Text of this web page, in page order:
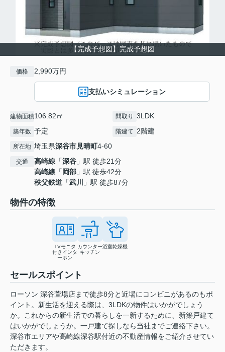
【完成予想図】完成予想図
価格 2,990万円
支払いシミュレーション
建物面積106.82㎡ 間取り 3LDK
築年数 予定 階建て 2階建
所在地 埼玉県深谷市見晴町4-60
交通 高崎線 「深谷 」駅 徒歩21分
高崎線 「 岡部 」駅 徒歩42分
秩父鉄道 「武川 」駅 徒歩87分
物件の特徴
TVモニタ
付きインタ
ーホン
カウンター
キッチン
浴室乾燥機
セールスポイント
ローソン 深谷萱場店まで徒歩8分と近場にコンビニがあるのもポ
イント。新生活を迎える際は、3LDKの物件はいかがでしょう
か。これからの新生活での暮らしを一新するために、新築戸建て
はいかがでしょうか。一戸建て探しなら当社までご連絡下さい。
深谷市エリアや高崎線深谷駅付近の不動産情報をご紹介させてい
ただきます。